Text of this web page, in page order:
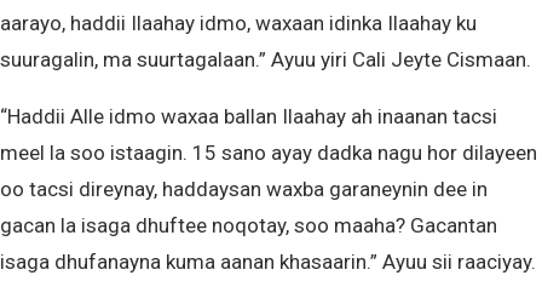
aarayo, haddii Ilaahay idmo, waxaan idinka Ilaahay ku
suuragalin, ma suurtagalaan.” Ayuu yiri Cali Jeyte Cismaan.
“Haddii Alle idmo waxaa ballan Ilaahay ah inaanan tacsi
meel la soo istaagin. 15 sano ayay dadka nagu hor dilayeen
oo tacsi direynay, haddaysan waxba garaneynin dee in
gacan la isaga dhuftee noqotay, soo maaha? Gacantan
isaga dhufanayna kuma aanan khasaarin.” Ayuu sii raaciyay.